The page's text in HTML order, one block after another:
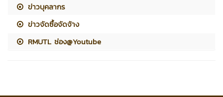
ข่าวบุคลากร
ข่าวจัดซื้อจัดจ้าง
RMUTL ช่อง@Youtube